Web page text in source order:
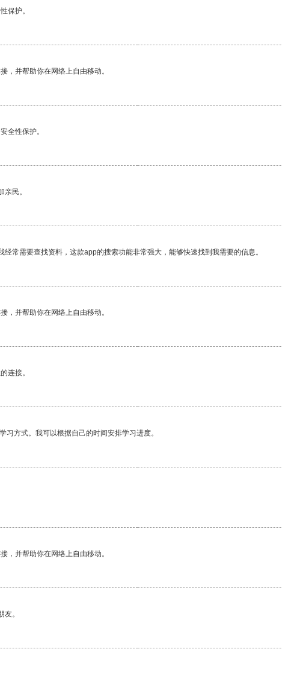
保护。
，并帮助你在网络上自由移动。
全性保护。
民。
常需要查找资料，这款app的搜索功能非常强大，能够快速找到我需要的信息。
，并帮助你在网络上自由移动。
连接。
方式。我可以根据自己的时间安排学习进度。
，并帮助你在网络上自由移动。
。